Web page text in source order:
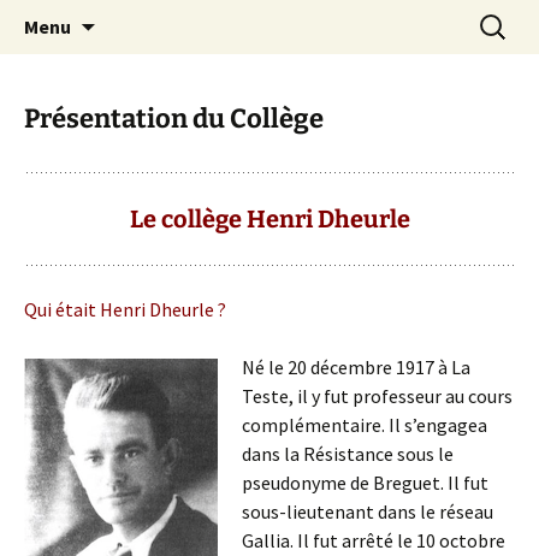
Collège Henri Dheurle
Site officiel du Collège Henri Dheurle de La
Teste de Buch (Bassin d'Arcachon – Gironde)
Menu
Présentation du Collège
Le collège Henri Dheurle
Qui était Henri Dheurle ?
Né le 20 décembre 1917 à La
Teste, il y fut professeur au cours
complémentaire. Il s’engagea
dans la Résistance sous le
pseudonyme de Breguet. Il fut
sous-lieutenant dans le réseau
Gallia. Il fut arrêté le 10 octobre